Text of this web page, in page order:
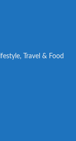
Travel & Food